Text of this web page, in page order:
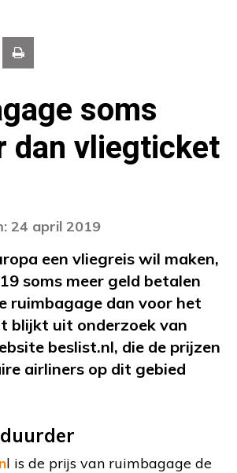
soms
dan vliegticket
24 april 2019
een vliegreis wil maken,
soms meer geld betalen
ruimbagage dan voor het
blijkt uit onderzoek van
beslist.nl, die de prijzen
airliners op dit gebied
l is de prijs van ruimbagage de